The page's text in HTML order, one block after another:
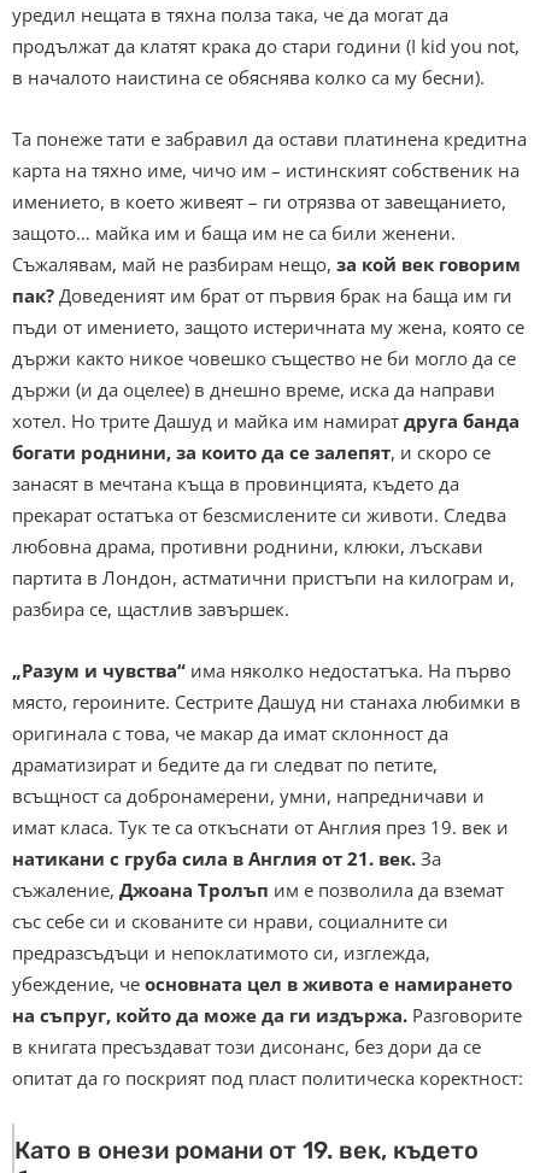
уредил нещата в тяхна полза така, че да могат да
продължат да клатят крака до стари години (I kid you not,
в началото наистина се обяснява колко са му бесни).
Та понеже тати е забравил да остави платинена кредитна
карта на тяхно име, чичо им – истинският собственик на
имението, в което живеят – ги отрязва от завещанието,
защото… майка им и баща им не са били женени.
Съжалявам, май не разбирам нещо, за кой век говорим
пак? Доведеният им брат от първия брак на баща им ги
пъди от имението, защото истеричната му жена, която се
държи както никое човешко същество не би могло да се
държи (и да оцелее) в днешно време, иска да направи
хотел. Но трите Дашуд и майка им намират друга банда
богати роднини, за които да се залепят, и скоро се
занасят в мечтана къща в провинцията, където да
прекарат остатъка от безсмислените си животи. Следва
любовна драма, противни роднини, клюки, лъскави
партита в Лондон, астматични пристъпи на килограм и,
разбира се, щастлив завършек.
„Разум и чувства“ има няколко недостатъка. На първо
място, героините. Сестрите Дашуд ни станаха любимки в
оригинала с това, че макар да имат склонност да
драматизират и бедите да ги следват по петите,
всъщност са добронамерени, умни, напредничави и
имат класа. Тук те са откъснати от Англия през 19. век и
натикани с груба сила в Англия от 21. век. За
съжаление, Джоана Тролъп им е позволила да вземат
със себе си и скованите си нрави, социалните си
предразсъдъци и непоклатимото си, изглежда,
убеждение, че основната цел в живота е намирането
на съпруг, който да може да ги издържа. Разговорите
в книгата пресъздават този дисонанс, без дори да се
опитат да го поскрият под пласт политическа коректност:
Като в онези романи от 19. век, където